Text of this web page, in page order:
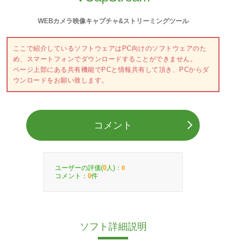
WEBカメラ映像キャプチャ&ストリーミングツール
ここで紹介しているソフトウェアはPC向けのソフトウェアのた
め、スマートフォンでダウンロードすることができません。
ページ上部にある共有機能でPCと情報共有して頂き、PCからダ
ウンロードをお願い致します。
コメント
ユーザーの評価(0 人)： 0
コメント： 0件
ソフト詳細説明